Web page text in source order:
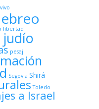
libertad
pesaj
Segovia Shirá
Toledo
a Israel